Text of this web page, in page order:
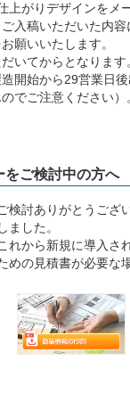
上がりデザインをメ
入稿いただいた内
願いいたします。
いてからとなります
開始から29営業日
でご注意ください）
をご検討中の方へ
検討ありがとうござ
ました。
れから新規に導入さ
めの見積書が必要な